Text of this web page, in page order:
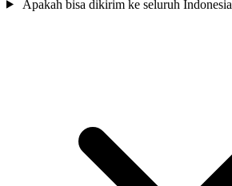
Apakah bisa dikirim ke seluruh